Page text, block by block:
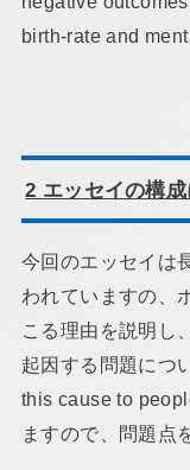
birth-rate and
2 エッセイの構
今回のエッセイは
われていますの、
こる理由を説明し
起因する問題につ
this cause to
ますので、問題点